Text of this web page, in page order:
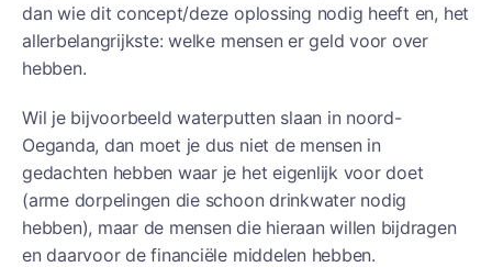
dan wie dit concept/deze oplossing nodig heeft en, het
allerbelangrijkste: welke mensen er geld voor over
hebben.
Wil je bijvoorbeeld waterputten slaan in noord-
Oeganda, dan moet je dus niet de mensen in
gedachten hebben waar je het eigenlijk voor doet
(arme dorpelingen die schoon drinkwater nodig
hebben), maar de mensen die hieraan willen bijdragen
en daarvoor de financiële middelen hebben.